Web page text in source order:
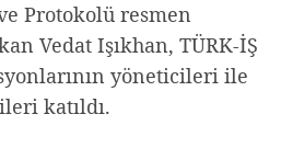
Protokolü resmen
Vedat Işıkhan, TÜRK-İŞ
yöneticileri ile
katıldı.